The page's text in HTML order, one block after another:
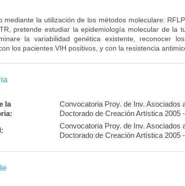
mediante la utilización de los métodos moleculare:
pretende estudiar la epidemiología molecular de la
la variabilidad genética existente, reconocer
los pacientes VIH positivos, y con la resistencia
la
Convocatoria Proy. de Inv. Asociados
Doctorado de Creación Artística 2005
Convocatoria Proy. de Inv. Asociados
Doctorado de Creación Artística 2005